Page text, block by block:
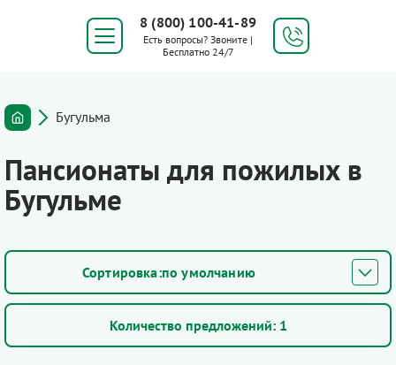
8 (800) 100-41-89
Есть вопросы? Звоните |
Бесплатно 24/7
Бугульма
Пансионаты для пожилых в
Бугульме
по умолчанию
Количество предложений: 1